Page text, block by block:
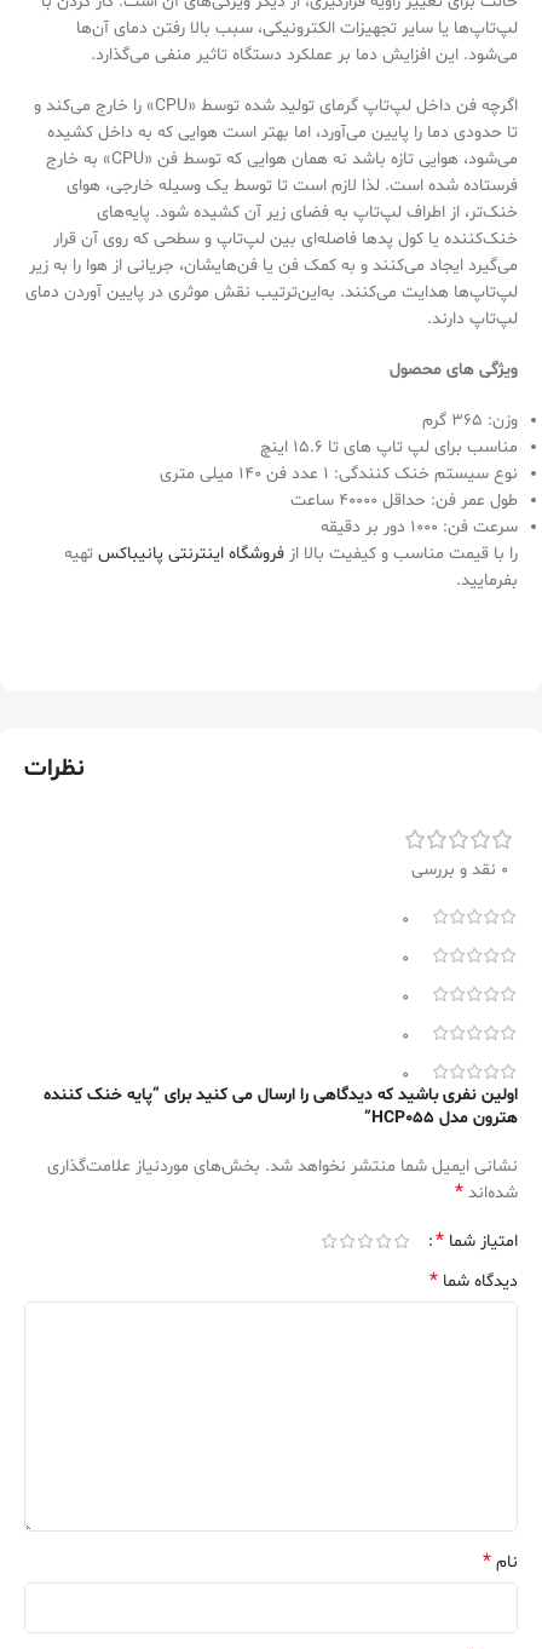
لپ‌تاپ‌ها یا سایر تجهیزات الکترونیکی، سبب بالا رفتن دمای آن‌ها
می‌شود. این افزایش دما بر عملکرد دستگاه تاثیر منفی می‌گذارد.
اگرچه فن داخل لپ‌تاپ گرمای تولید شده توسط «CPU» را خارج می‌کند و
تا حدودی دما را پایین می‌آورد، اما بهتر است هوایی که به داخل کشیده
می‌شود، هوایی تازه باشد نه همان هوایی که توسط فن «CPU» به خارج
فرستاده شده است. لذا لازم است تا توسط یک وسیله خارجی، هوای
خنک‌تر، از اطراف لپ‌تاپ به فضای زیر آن کشیده شود. پایه‌های
خنک‌کننده یا کول پدها فاصله‌ای بین لپ‌تاپ و سطحی که روی آن قرار
می‌گیرد ایجاد می‌کنند و به کمک فن یا فن‌هایشان، جریانی از هوا را به زیر
لپ‌تاپ‌ها هدایت می‌کنند. به‌این‌ترتیب نقش موثری در پایین آوردن دمای
لپ‌تاپ دارند.
ویژگی های محصول
وزن: 365 گرم
مناسب برای لپ تاپ های تا 15.6 اینچ
نوع سیستم خنک کنندگی: 1 عدد فن 140 میلی متری
طول عمر فن: حداقل 40000 ساعت
سرعت فن: 1000 دور بر دقیقه
را با قیمت مناسب و کیفیت بالا از فروشگاه اینترنتی پانیباکس تهیه
بفرمایید.
نظرات
0 نقد و بررسی
0
0
0
0
0
اولین نفری باشید که دیدگاهی را ارسال می کنید برای “پایه خنک کننده
هترون مدل HCP055”
نشانی ایمیل شما منتشر نخواهد شد. بخش‌های موردنیاز علامت‌گذاری
شده‌اند *
امتیاز شما *
دیدگاه شما *
نام *